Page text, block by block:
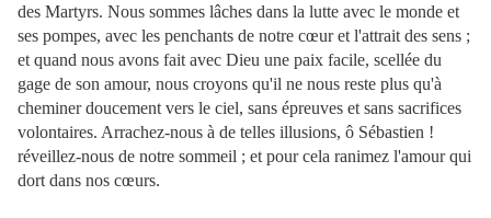
des Martyrs. Nous sommes lâches dans la lutte avec le monde et
ses pompes, avec les penchants de notre cœur et l'attrait des sens ;
et quand nous avons fait avec Dieu une paix facile, scellée du
gage de son amour, nous croyons qu'il ne nous reste plus qu'à
cheminer doucement vers le ciel, sans épreuves et sans sacrifices
volontaires. Arrachez-nous à de telles illusions, ô Sébastien !
réveillez-nous de notre sommeil ; et pour cela ranimez l'amour qui
dort dans nos cœurs.